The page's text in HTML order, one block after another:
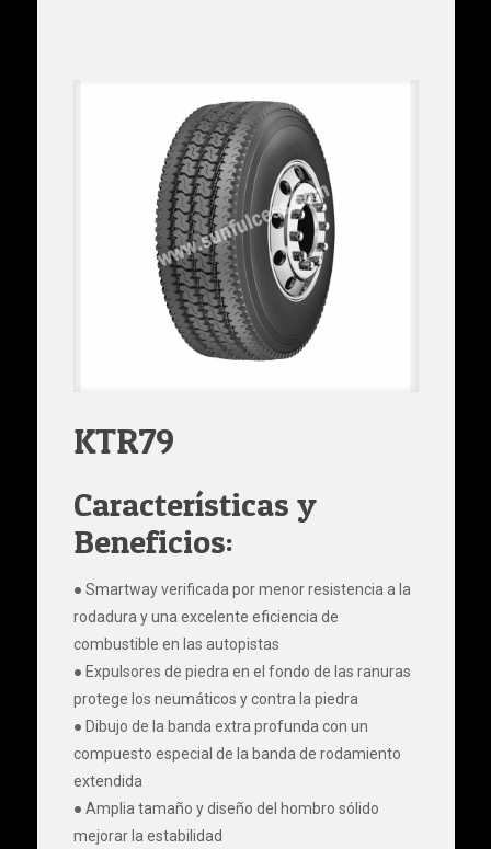
KTR79
Características y
Beneficios:
● Smartway verificada por menor resistencia a la
rodadura y una excelente eficiencia de
combustible en las autopistas
● Expulsores de piedra en el fondo de las ranuras
protege los neumáticos y contra la piedra
● Dibujo de la banda extra profunda con un
compuesto especial de la banda de rodamiento
extendida
● Amplia tamaño y diseño del hombro sólido
mejorar la estabilidad